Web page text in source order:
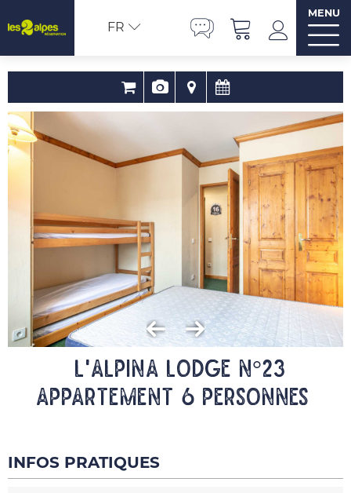
FR
MENU
L'ALPINA LODGE N°23
Appartement 6 personnes
INFOS PRATIQUES